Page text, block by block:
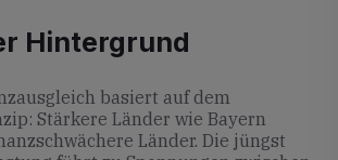
Hintergrund
basiert auf dem
Stärkere Länder wie Bayern
Länder. Die jüngst